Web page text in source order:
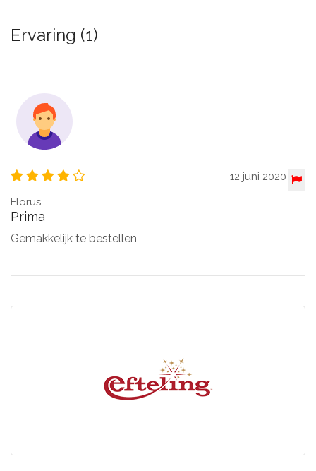
Ervaring (1)
12 juni 2020
Florus
Prima
Gemakkelijk te bestellen